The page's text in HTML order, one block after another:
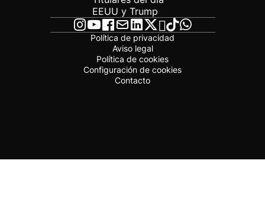
EEUU y Trump
Política de privacidad
Aviso legal
Política de cookies
Configuración de cookies
Contacto